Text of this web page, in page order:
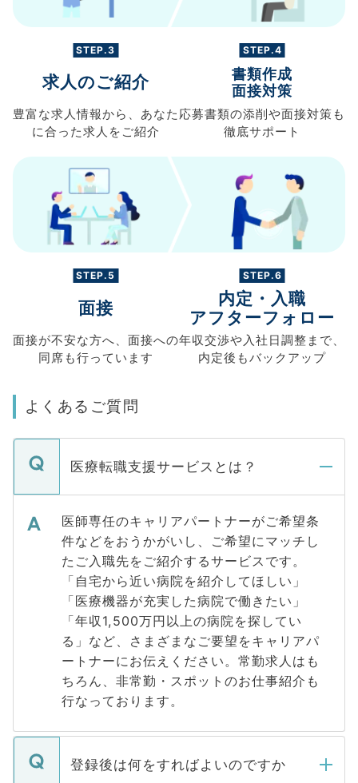
STEP.3
求人のご紹介
豊富な求人情報から、 あなた
に合った求人を ご紹介
STEP.4
書類作成
面接対策
応募書類の添削や面接対策も
徹底サポート
STEP.5
面接
面接が不安な方へ、 面接への
同席も行っています
STEP.6
内定・入職
アフターフォロー
年収交渉や入社日調整まで、
内定後もバックアップ
よくあるご質問
医療転職支援サービスとは？
医師専任のキャリアパートナーがご希望条
件などをおうかがいし、ご希望にマッチし
たご入職先をご紹介するサービスです。
「自宅から近い病院を紹介してほしい」
「医療機器が充実した病院で働きたい」
「年収1,500万円以上の病院を探してい
る」など、さまざまなご要望をキャリアパ
ートナーにお伝えください。常勤求人はも
ちろん、非常勤・スポットのお仕事紹介も
行なっております。
登録後は何をすればよいのですか